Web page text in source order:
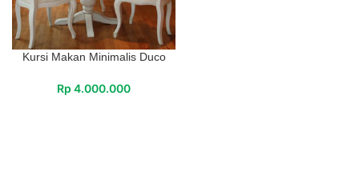
Kursi Makan Minimalis Duco
Rp 4.000.000